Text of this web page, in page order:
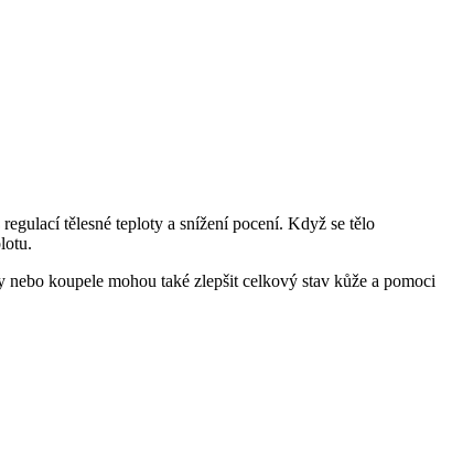
tělesné teploty a snížení pocení. Když se tělo
koupele mohou také zlepšit celkový stav kůže a pomoci